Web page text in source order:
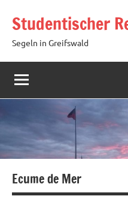
Inhalt
springen
Studentischer
Segeln in Greifswald
Ecume de Mer